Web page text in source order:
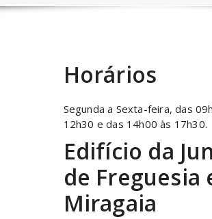
Horários
Segunda a Sexta-feira, das
12h30 e das 14h00 às 17h30.
Edifício da
de Freguesia
Miragaia